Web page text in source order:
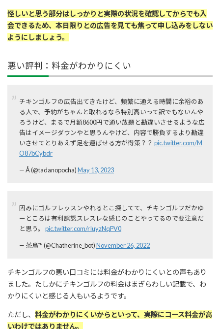
怪しいと思う部分はしっかりと実際の状況を確認してからでも入
会できるため、本日限りとの広告を見ても焦って申し込みをしない
ようにしましょう。
悪い評判：料金がわかりにくい
チキンゴルフの広告出てきたけど、頻繁に通える時間に余裕のあ
る人で、予約がちゃんと取れるなら特別高いって訳でもないんや
ろうけど、まるで月額8600円で通い放題と勘違いさせるような広
告はイメージダウンやと思うんやけど、内容で勝負するより勘違
いさせてとりあえず足を運ばせる方が得策？？ pic.twitter.com/M
O87bCybdr
— Å (@tadanopocha)May 13, 2023
因みにゴルフレッスンやれるとこ探してて、チキンゴルフだかゆ
ーところは有利誤認スレスレな感じのことやってるので要注意だ
と思う。 pic.twitter.com/rIuyzNqPV0
— 茶鳥™ (@Chatherine_bot)November 26, 2022
チキンゴルフの悪い口コミには料金がわかりにくいとの声もあり
ました。 たしかにチキンゴルフの料金はまぎらわしい記載で、わ
かりにくいと感じる人もいるようです。
ただし、 料金がわかりにくいからといって、実際にコース料金が高
いわけではありません。